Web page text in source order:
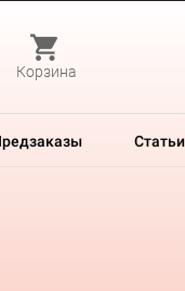
Корзина
Статьи